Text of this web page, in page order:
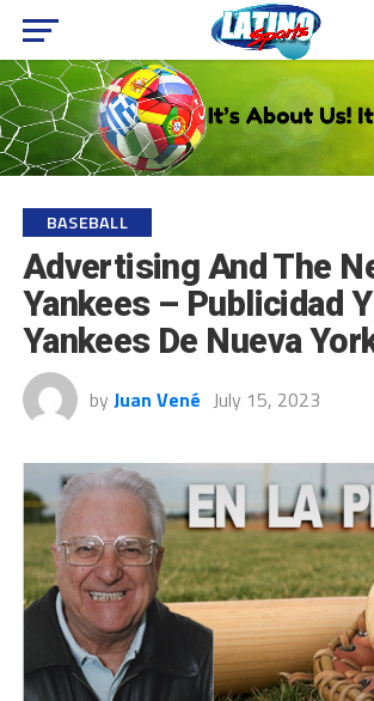
BASEBALL
Advertising And The
Yankees – Publicidad
Yankees De Nueva
by Juan Vené July 15, 2023